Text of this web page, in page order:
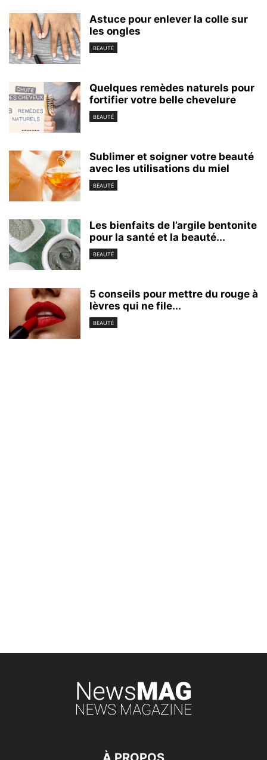
Astuce pour enlever la colle sur
les ongles
BEAUTÉ
Quelques remèdes naturels pour
fortifier votre belle chevelure
BEAUTÉ
Sublimer et soigner votre beauté
avec les utilisations du miel
BEAUTÉ
Les bienfaits de l’argile bentonite
pour la santé et la beauté...
BEAUTÉ
5 conseils pour mettre du rouge à
lèvres qui ne file...
BEAUTÉ